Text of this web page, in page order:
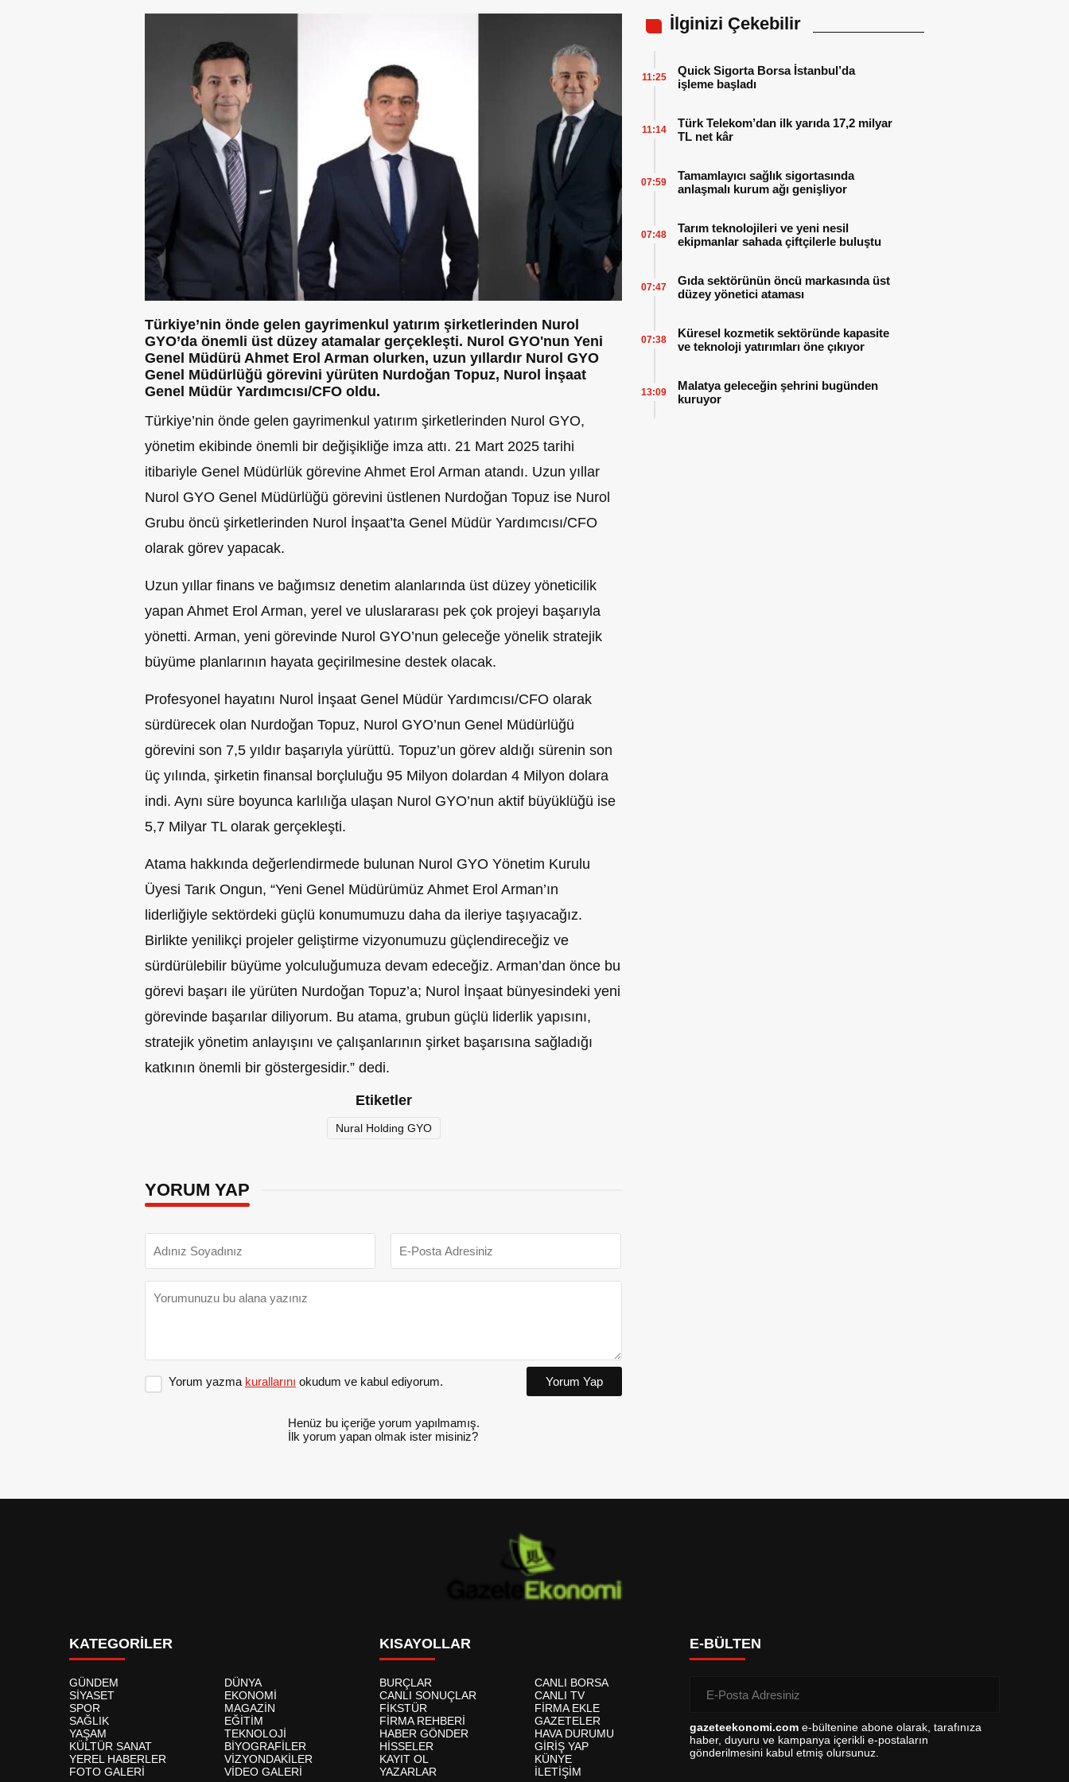
Türkiye’nin önde gelen gayrimenkul yatırım şirketlerinden Nurol
GYO’da önemli üst düzey atamalar gerçekleşti. Nurol GYO'nun Yeni
Genel Müdürü Ahmet Erol Arman olurken, uzun yıllardır Nurol GYO
Genel Müdürlüğü görevini yürüten Nurdoğan Topuz, Nurol İnşaat
Genel Müdür Yardımcısı/CFO oldu.
Türkiye’nin önde gelen gayrimenkul yatırım şirketlerinden Nurol GYO,
yönetim ekibinde önemli bir değişikliğe imza attı. 21 Mart 2025 tarihi
itibariyle Genel Müdürlük görevine Ahmet Erol Arman atandı. Uzun yıllar
Nurol GYO Genel Müdürlüğü görevini üstlenen Nurdoğan Topuz ise Nurol
Grubu öncü şirketlerinden Nurol İnşaat’ta Genel Müdür Yardımcısı/CFO
olarak görev yapacak.
Uzun yıllar finans ve bağımsız denetim alanlarında üst düzey yöneticilik
yapan Ahmet Erol Arman, yerel ve uluslararası pek çok projeyi başarıyla
yönetti. Arman, yeni görevinde Nurol GYO’nun geleceğe yönelik stratejik
büyüme planlarının hayata geçirilmesine destek olacak.
Profesyonel hayatını Nurol İnşaat Genel Müdür Yardımcısı/CFO olarak
sürdürecek olan Nurdoğan Topuz, Nurol GYO’nun Genel Müdürlüğü
görevini son 7,5 yıldır başarıyla yürüttü. Topuz’un görev aldığı sürenin son
üç yılında, şirketin finansal borçluluğu 95 Milyon dolardan 4 Milyon dolara
indi. Aynı süre boyunca karlılığa ulaşan Nurol GYO’nun aktif büyüklüğü ise
5,7 Milyar TL olarak gerçekleşti.
Atama hakkında değerlendirmede bulunan Nurol GYO Yönetim Kurulu
Üyesi Tarık Ongun, “Yeni Genel Müdürümüz Ahmet Erol Arman’ın
liderliğiyle sektördeki güçlü konumumuzu daha da ileriye taşıyacağız.
Birlikte yenilikçi projeler geliştirme vizyonumuzu güçlendireceğiz ve
sürdürülebilir büyüme yolculuğumuza devam edeceğiz. Arman’dan önce bu
görevi başarı ile yürüten Nurdoğan Topuz’a; Nurol İnşaat bünyesindeki yeni
görevinde başarılar diliyorum. Bu atama, grubun güçlü liderlik yapısını,
stratejik yönetim anlayışını ve çalışanlarının şirket başarısına sağladığı
katkının önemli bir göstergesidir.” dedi.
Etiketler
Nural Holding GYO
YORUM YAP
Yorum yazma kurallarını okudum ve kabul ediyorum. Yorum Yap
Henüz bu içeriğe yorum yapılmamış.
İlk yorum yapan olmak ister misiniz?
İlginizi Çekebilir
Quick Sigorta Borsa İstanbul’da
işleme başladı
11:25
Türk Telekom’dan ilk yarıda 17,2 milyar
TL net kâr
11:14
Tamamlayıcı sağlık sigortasında
anlaşmalı kurum ağı genişliyor
07:59
Tarım teknolojileri ve yeni nesil
ekipmanlar sahada çiftçilerle buluştu
07:48
Gıda sektörünün öncü markasında üst
düzey yönetici ataması
07:47
Küresel kozmetik sektöründe kapasite
ve teknoloji yatırımları öne çıkıyor
07:38
Malatya geleceğin şehrini bugünden
kuruyor
13:09
KATEGORİLER
GÜNDEM
DÜNYA
SİYASET
EKONOMİ
SPOR
MAGAZİN
SAĞLIK
EĞİTİM
YAŞAM
TEKNOLOJİ
KÜLTÜR SANAT
BİYOGRAFİLER
YEREL HABERLER
VİZYONDAKİLER
FOTO GALERİ
VİDEO GALERİ
KISAYOLLAR
BURÇLAR
CANLI BORSA
CANLI SONUÇLAR
CANLI TV
FİKSTÜR
FİRMA EKLE
FİRMA REHBERİ
GAZETELER
HABER GÖNDER
HAVA DURUMU
HİSSELER
GİRİŞ YAP
KAYIT OL
KÜNYE
YAZARLAR
İLETİŞİM
E-BÜLTEN
gazeteekonomi.com e-bültenine abone olarak, tarafınıza
haber, duyuru ve kampanya içerikli e-postaların
gönderilmesini kabul etmiş olursunuz.